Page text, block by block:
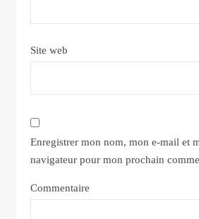
Site web
Enregistrer mon nom, mon e-mail et
navigateur pour mon prochain
Commentaire